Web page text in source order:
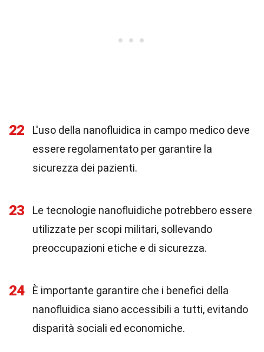
22
L'uso della nanofluidica in campo medico deve
essere regolamentato per garantire la
sicurezza dei pazienti.
23
Le tecnologie nanofluidiche potrebbero essere
utilizzate per scopi militari, sollevando
preoccupazioni etiche e di sicurezza.
24
È importante garantire che i benefici della
nanofluidica siano accessibili a tutti, evitando
disparità sociali ed economiche.